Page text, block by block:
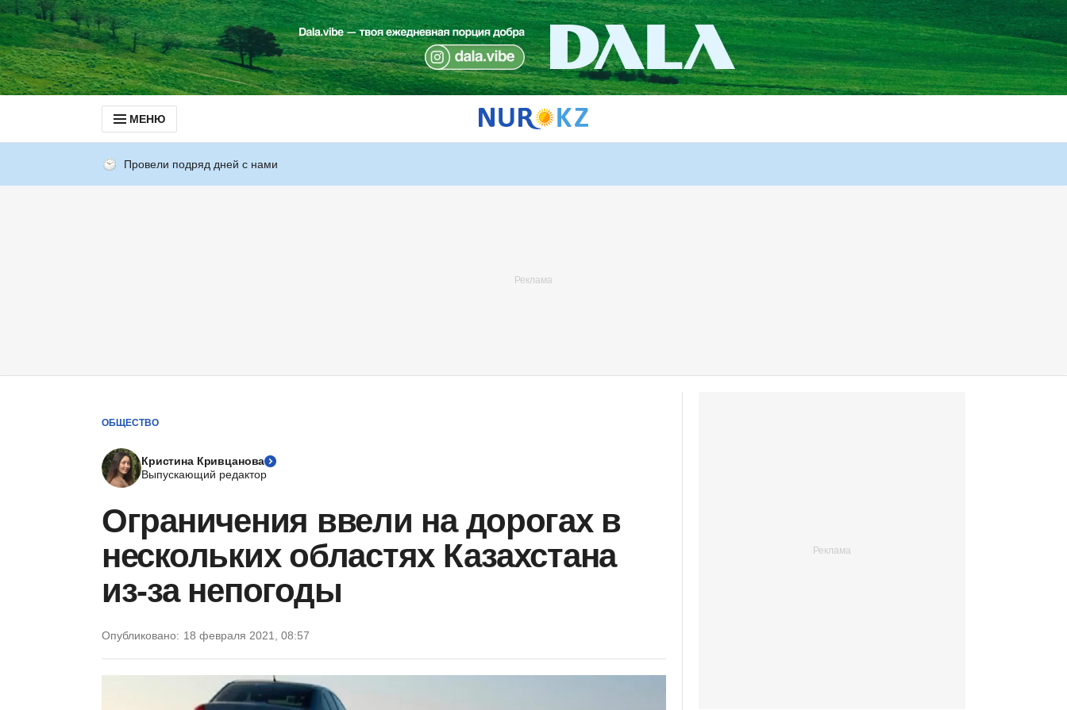
МЕНЮ
Провели подряд дней с нами
ОБЩЕСТВО
Кристина Кривцанова
Выпускающий редактор
Ограничения ввели на дорогах в
нескольких областях Казахстана
из-за непогоды
Опубликовано: 18 февраля 2021, 08:57